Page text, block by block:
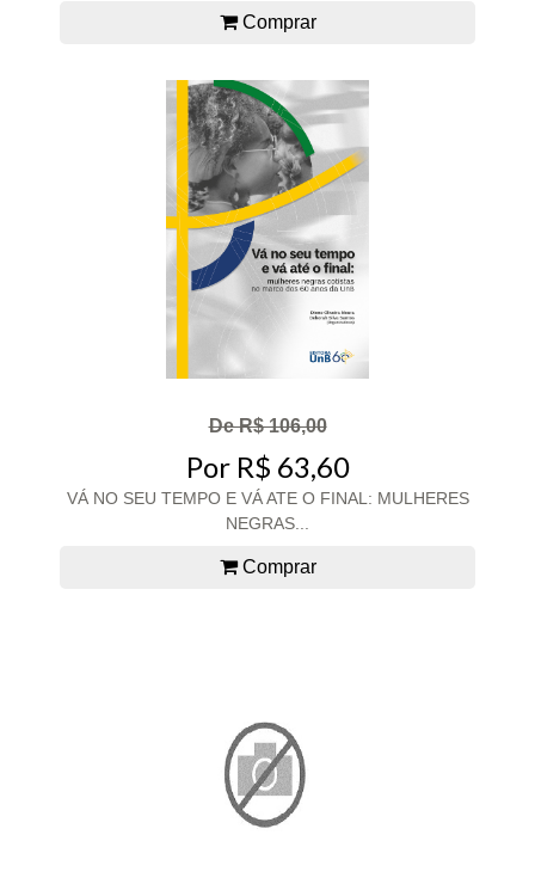
Comprar
De R$ 106,00
Por R$ 63,60
VÁ NO SEU TEMPO E VÁ ATE O FINAL: MULHERES
NEGRAS...
Comprar